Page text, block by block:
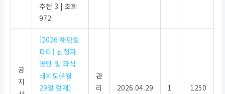
추천 3 | 조회
972
공
지
[2026 해탄절
파티] 신청자
명단 및 좌석
배치도(4월
29일 현재)
관
리
2026.04.29 1 1250